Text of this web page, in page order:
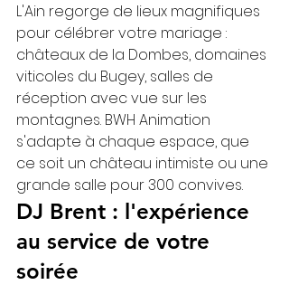
L'Ain regorge de lieux magnifiques
pour célébrer votre mariage :
châteaux de la Dombes, domaines
viticoles du Bugey, salles de
réception avec vue sur les
montagnes. BWH Animation
s'adapte à chaque espace, que
ce soit un château intimiste ou une
grande salle pour 300 convives.
DJ Brent : l'expérience
au service de votre
soirée